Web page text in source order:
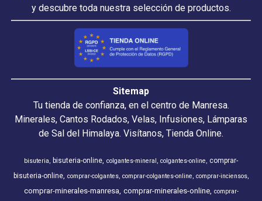
y descubre toda nuestra selección de productos.
Sitemap
Tu tienda de confianza, en el centro de Manresa.
Minerales, Cantos Rodados, Velas, Infusiones, Lámparas
de Sal del Himalaya. Visítanos, Tienda Online.
bisuteria bisuteria-online colgantes-mineral colgantes-online
comprar-
bisuteria-online comprar-colgantes comprar-colgantes-online comprar-inciensos
comprar-minerales-manresa comprar-minerales-online comprar-